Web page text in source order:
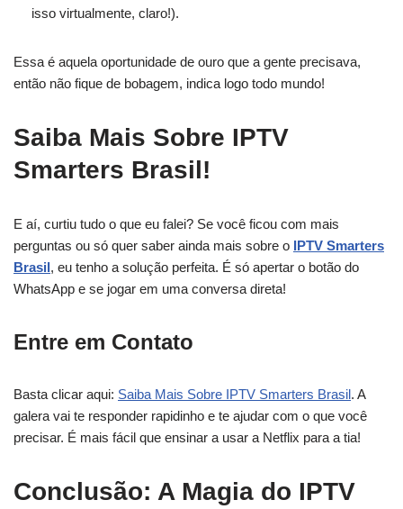
isso virtualmente, claro!).
Essa é aquela oportunidade de ouro que a gente precisava,
então não fique de bobagem, indica logo todo mundo!
Saiba Mais Sobre IPTV
Smarters Brasil!
E aí, curtiu tudo o que eu falei? Se você ficou com mais
perguntas ou só quer saber ainda mais sobre o IPTV Smarters
Brasil, eu tenho a solução perfeita. É só apertar o botão do
WhatsApp e se jogar em uma conversa direta!
Entre em Contato
Basta clicar aqui: Saiba Mais Sobre IPTV Smarters Brasil. A
galera vai te responder rapidinho e te ajudar com o que você
precisar. É mais fácil que ensinar a usar a Netflix para a tia!
Conclusão: A Magia do IPTV